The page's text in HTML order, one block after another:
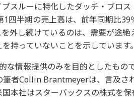
スルーに特化したダッチ・ブロス
四半期の売上高は、前年同期比39
外し続けているのは、需要が途
持っていないことを示しています。
な情報提供のみを目的としたもの
筆者Collin Brantmeyerは、言及さ
本社はスターバックスの株式を